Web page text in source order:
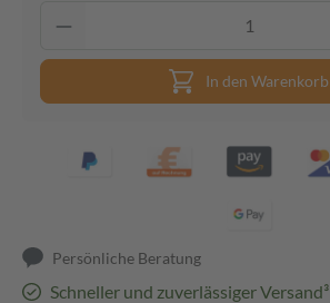
In den Warenkorb
Persönliche Beratung
Schneller und zuverlässiger Versand³